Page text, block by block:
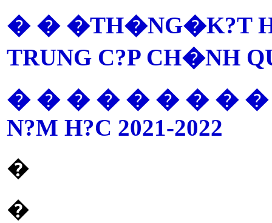
� � �TH�NG�K?T
TRUNG C?P CH�NH
� � � � � � � �
N?M H?C 2021-2022
�
�